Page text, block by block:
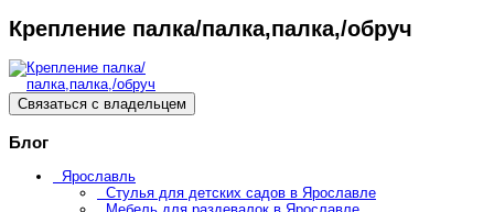
Крепление палка/палка,палка,/обруч
Связаться с владельцем
Блог
Ярославль
Стулья для детских садов в Ярославле